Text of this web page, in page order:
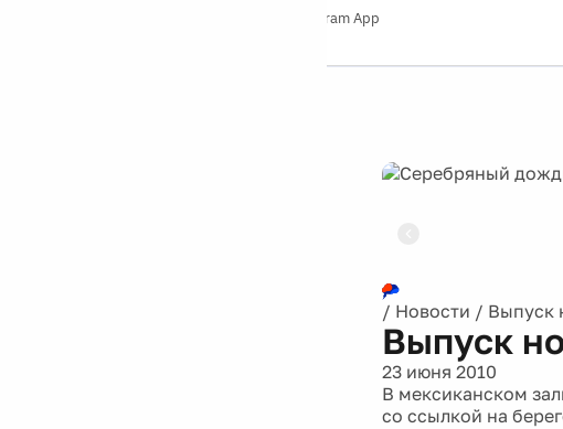
Telegram App
/ Новости / Выпуск
Выпуск
23 июня 2010
В мексиканском
со ссылкой на